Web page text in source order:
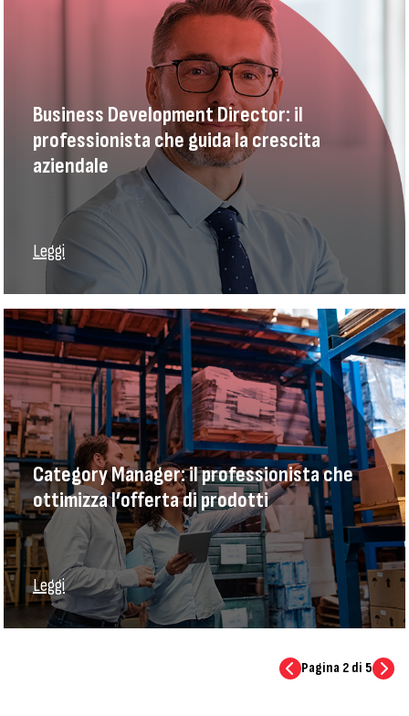
Business Development Director: il
professionista che guida la crescita
aziendale
Leggi
Category Manager: il professionista che
ottimizza l’offerta di prodotti
Leggi
Pagina 2 di 5